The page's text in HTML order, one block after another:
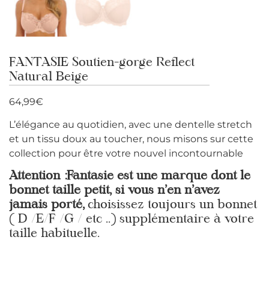
FANTASIE Soutien-gorge Reflect
Natural Beige
64,99€
L’élégance au quotidien, avec une dentelle stretch
et un tissu doux au toucher, nous misons sur cette
collection pour être votre nouvel incontournable
Attention :Fantasie est une marque dont le
bonnet taille petit, si vous n’en n’avez
jamais porté, choisissez toujours un bonnet
( D /E/F /G / etc ..) supplémentaire à votre
taille habituelle.